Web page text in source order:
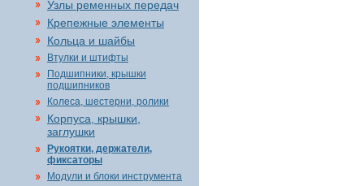
Узлы ременных передач
Крепежные элементы
Кольца и шайбы
Втулки и штифты
Подшипники, крышки
подшипников
Колеса, шестерни, ролики
Корпуса, крышки,
заглушки
Рукоятки, держатели,
фиксаторы
Модули и блоки инструмента